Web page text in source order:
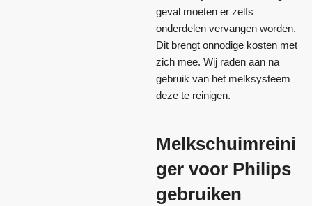
geval moeten er zelfs
onderdelen vervangen worden.
Dit brengt onnodige kosten met
zich mee. Wij raden aan na
gebruik van het melksysteem
deze te reinigen.
Melkschuimreini
ger voor Philips
gebruiken